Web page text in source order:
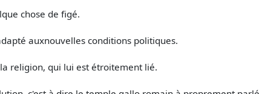
chose de figé.
auxnouvelles conditions politiques.
religion, qui lui est étroitement lié.